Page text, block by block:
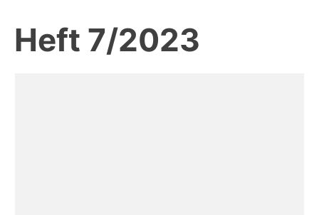
Heft 7/2023